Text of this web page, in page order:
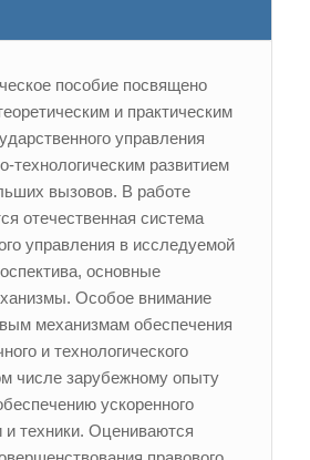
пособие посвящено
и практическим
управления
технологическим развитием
вызовов. В работе
отечественная система
управления в исследуемой
основные
Особое внимание
механизмам обеспечения
и технологического
числе зарубежному опыту
ускоренного
и техники. Оцениваются